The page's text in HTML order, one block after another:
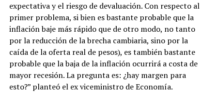
expectativa y el riesgo de devaluación. Con respecto al
primer problema, si bien es bastante probable que la
inflación baje más rápido que de otro modo, no tanto
por la reducción de la brecha cambiaria, sino por la
caída de la oferta real de pesos), es también bastante
probable que la baja de la inflación ocurrirá a costa de
mayor recesión. La pregunta es: ¿hay margen para
esto?” planteó el ex viceministro de Economía.